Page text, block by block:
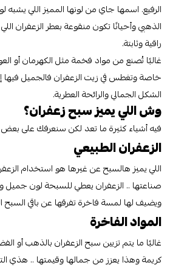
الرفيع. اسمها جاي من لونها المميز اللي يشبه لون
الذهبي وأحيانًا تكون منقوعة بعطر الزعفران اللي
راقية وثابتة.
غالبًا تُصنع من مواد فخمة مثل الكهرمان أو العود
خاصة وتغطس في زيت الزعفران فالجميل فيها إنها
الشكل الجمالي والرائحة العطرية.
وش اللي يميز سبح زعفران؟
فيه أشياء كثيرة ما تعد لكن سنعرفك على بعض منها:
الزعفران الطبيعي
اللي يميز هالسبح عن غيرها هو استخدام الزعفران
صناعتها .. الزعفران يعطي للسبحة لون جميل
ويضيف لها لمسة فاخرة تفرقها عن باقي السبح
المواد الفاخرة
غالبًا ما يتم تزيين سبح الزعفران بالذهب أو الفضة
كريمة وهذا يعزز من جمالها وقيمتها .. هذي